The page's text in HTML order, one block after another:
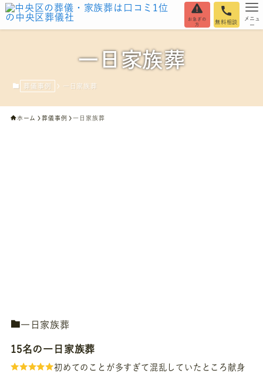
お急ぎの
方
無料相談
メニュ
ー
一日家族葬
葬儀事例 一日家族葬
ホーム 葬儀事例 一日家族葬
一日家族葬
15名の一日家族葬
初めてのことが多すぎて混乱していたところ献身